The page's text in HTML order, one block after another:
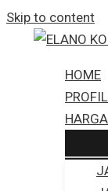
Skip to content
HOME
PROFIL